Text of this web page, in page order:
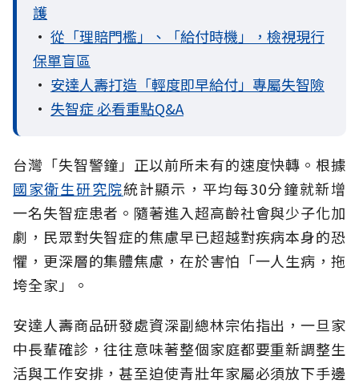
護
• 從「理賠門檻」、「給付時機」，檢視現行
保單盲區
• 安達人壽打造「輕度即早給付」專屬失智險
• 失智症 必看重點Q&A
台灣「失智警鐘」正以前所未有的速度快轉。根據
國家衛生研究院統計顯示，平均每30分鐘就新增
一名失智症患者。隨著進入超高齡社會與少子化加
劇，民眾對失智症的焦慮早已超越對疾病本身的恐
懼，更深層的集體焦慮，在於害怕「一人生病，拖
垮全家」。
安達人壽商品研發處資深副總林宗佑指出，一旦家
中長輩確診，往往意味著整個家庭都要重新調整生
活與工作安排，甚至迫使青壯年家屬必須放下手邊